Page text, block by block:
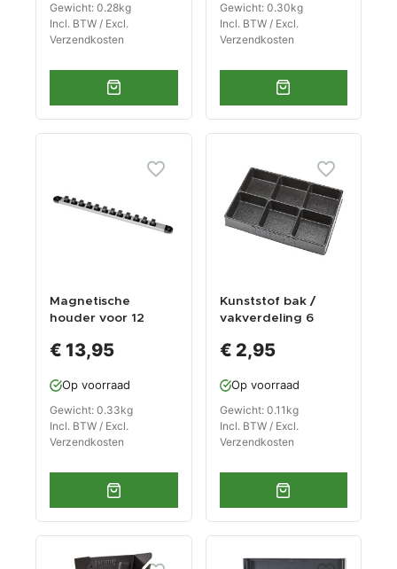
Gewicht: 0.28kg
Incl. BTW / Excl.
Verzendkosten
Gewicht: 0.30kg
Incl. BTW / Excl.
Verzendkosten
Magnetische
houder voor 12
doppenrail voor
doppenhouder
€ 13,95
Op voorraad
Gewicht: 0.33kg
Incl. BTW / Excl.
Verzendkosten
Kunststof bak /
vakverdeling 6
38 mm voor
n
€ 2,95
Op voorraad
Gewicht: 0.11kg
Incl. BTW / Excl.
Verzendkosten